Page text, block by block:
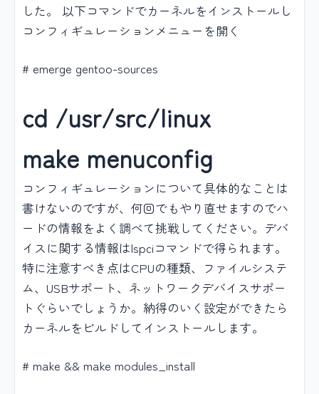
した。 以下コマンドでカーネルをインストールし
コンフィギュレーションメニューを開く
# emerge gentoo-sources
cd /usr/src/linux
make menuconfig
コンフィギュレーションについて具体的なことは
書けないのですが、何回でもやり直せますのでハ
ードの情報をよく調べて挑戦してください。デバ
イスに関する情報はlspciコマンドで得られます。
特に注意すべき点はCPUの種類、ファイルシステ
ム、USBサポート、ネットワークデバイスサポー
トぐらいでしょうか。納得のいく設定ができたら
カーネルをビルドしてインストールします。
# make && make modules_install